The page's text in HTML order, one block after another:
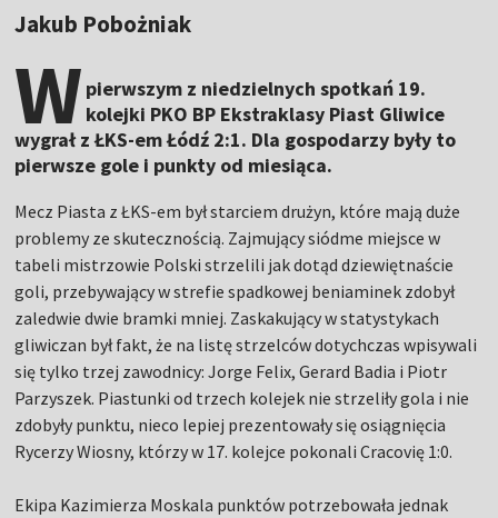
Jakub Pobożniak
W pierwszym z niedzielnych spotkań 19.
kolejki PKO BP Ekstraklasy Piast Gliwice
wygrał z ŁKS-em Łódź 2:1. Dla gospodarzy były to
pierwsze gole i punkty od miesiąca.
Mecz Piasta z ŁKS-em był starciem drużyn, które mają duże
problemy ze skutecznością. Zajmujący siódme miejsce w
tabeli mistrzowie Polski strzelili jak dotąd dziewiętnaście
goli, przebywający w strefie spadkowej beniaminek zdobył
zaledwie dwie bramki mniej. Zaskakujący w statystykach
gliwiczan był fakt, że na listę strzelców dotychczas wpisywali
się tylko trzej zawodnicy: Jorge Felix, Gerard Badia i Piotr
Parzyszek. Piastunki od trzech kolejek nie strzeliły gola i nie
zdobyły punktu, nieco lepiej prezentowały się osiągnięcia
Rycerzy Wiosny, którzy w 17. kolejce pokonali Cracovię 1:0.
Ekipa Kazimierza Moskala punktów potrzebowała jednak